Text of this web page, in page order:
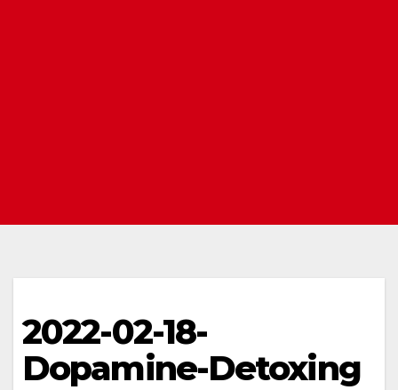
2022-02-18-
Dopamine-Detoxing